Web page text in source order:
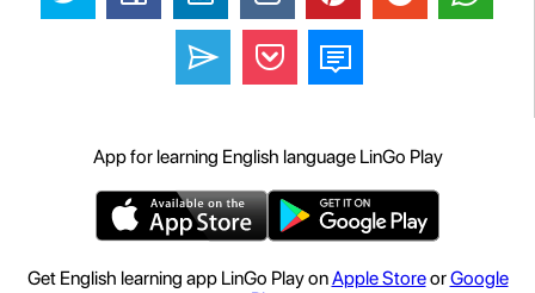
App for learning English language LinGo Play
Get English learning app LinGo Play onApple StoreorGoogle